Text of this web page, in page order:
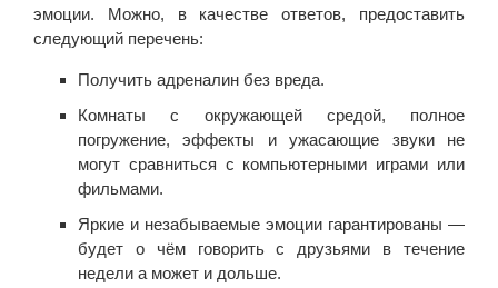
эмоции. Можно, в качестве ответов, предоставить
следующий перечень:
Получить адреналин без вреда.
Комнаты с окружающей средой, полное
погружение, эффекты и ужасающие звуки не
могут сравниться с компьютерными играми или
фильмами.
Яркие и незабываемые эмоции гарантированы —
будет о чём говорить с друзьями в течение
недели а может и дольше.